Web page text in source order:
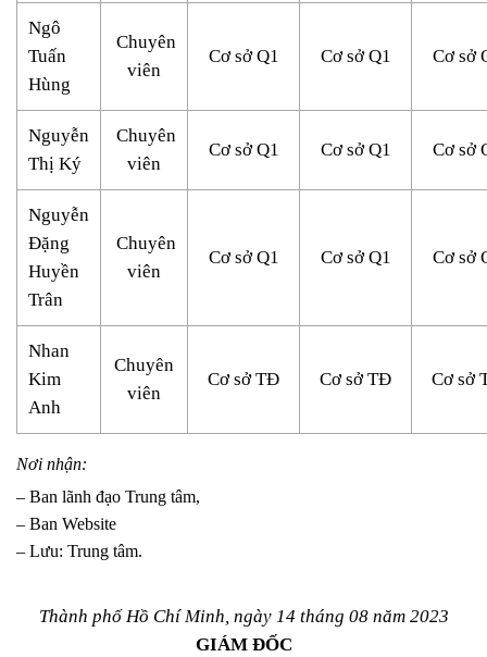
Ngô
Tuấn
Hùng
Chuyên
viên
Cơ sở Q1 Cơ sở Q1 Cơ sở
Nguyễn
Thị Ký
Chuyên
viên
Cơ sở Q1 Cơ sở Q1 Cơ sở
Nguyễn
Đặng
Huyền
Trân
Chuyên
viên
Cơ sở Q1 Cơ sở Q1 Cơ sở
Nhan
Kim
Anh
Chuyên
viên
Cơ sở TĐ Cơ sở TĐ Cơ sở
Nơi nhận:
– Ban lãnh đạo Trung tâm,
– Ban Website
– Lưu: Trung tâm.
Thành phố Hồ Chí Minh, ngày 14 tháng 08 năm 2023
GIÁM ĐỐC